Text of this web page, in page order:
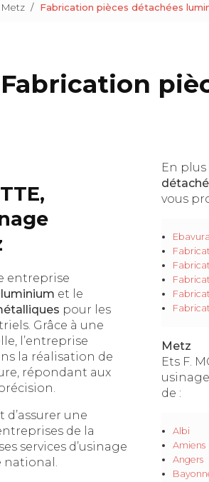
Metz Fabrication pièces détachées
Fabrication
entreprise
et le
pour les
Grâce à une
l’entreprise
la réalisation de
répondant aux
d’assurer une
de la
services d’usinage
national.
En plus
vous
Metz
Ets F.
de :
Albi
Amiens
Angers